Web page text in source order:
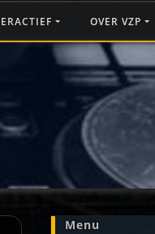
OVER VZP
Menu